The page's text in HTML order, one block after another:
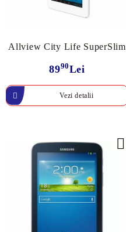
Allview City Life SuperSlim
8990Lei
Vezi detalii